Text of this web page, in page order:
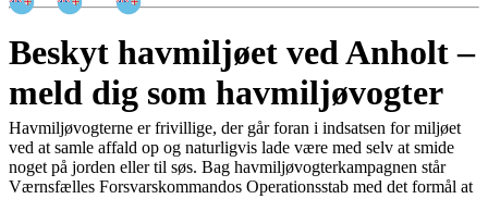
Beskyt havmiljøet ved Anholt –
meld dig som havmiljøvogter
Havmiljøvogterne er frivillige, der går foran i indsatsen for miljøet
ved at samle affald op og naturligvis lade være med selv at smide
noget på jorden eller til søs. Bag havmiljøvogterkampagnen står
Værnsfælles Forsvarskommandos Operationsstab med det formål at